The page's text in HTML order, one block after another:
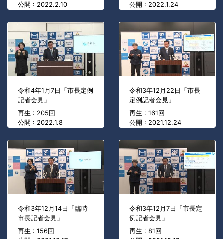
公開 : 2022.2.10
公開 : 2022.1.24
令和4年1月7日「市長定例
記者会見」
再生 : 205回
公開 : 2022.1.8
令和3年12月22日「市長
定例記者会見」
再生 : 161回
公開 : 2021.12.24
令和3年12月14日「臨時
市長記者会見」
再生 : 156回
令和3年12月7日「市長定
例記者会見」
再生 : 81回